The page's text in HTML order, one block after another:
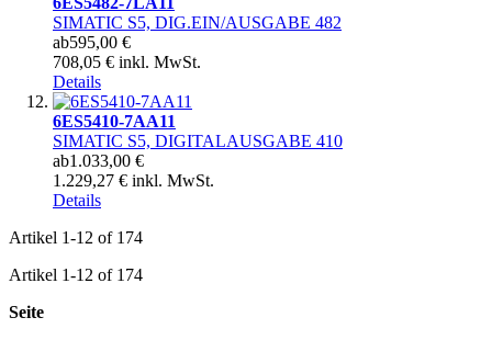
SIMATIC S5, DIG.EIN/AUSGABE 482
ab595,00 €
708,05 € inkl. MwSt.
Details
6ES5410-7AA11
SIMATIC S5, DIGITALAUSGABE 410
ab1.033,00 €
1.229,27 € inkl. MwSt.
Details
Artikel 1-12 of 174
Artikel 1-12 of 174
Seite